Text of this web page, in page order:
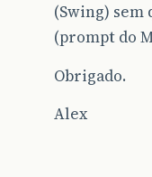
(Swing) sem
(prompt do
Obrigado.
Alex